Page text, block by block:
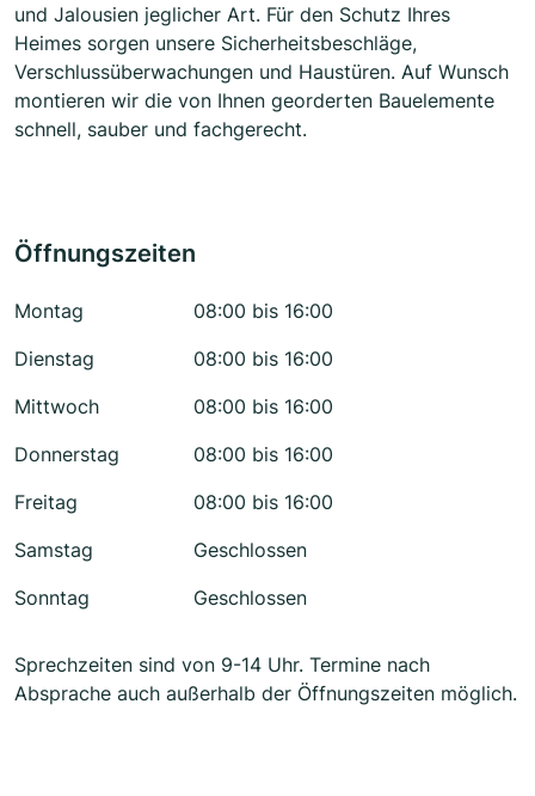
und Jalousien jeglicher Art. Für den Schutz Ihres
Heimes sorgen unsere Sicherheitsbeschläge,
Verschlussüberwachungen und Haustüren. Auf Wunsch
montieren wir die von Ihnen georderten Bauelemente
schnell, sauber und fachgerecht.
Öffnungszeiten
Montag
08:00 bis 16:00
Dienstag
08:00 bis 16:00
Mittwoch
08:00 bis 16:00
Donnerstag
08:00 bis 16:00
Freitag
08:00 bis 16:00
Samstag
Geschlossen
Sonntag
Geschlossen
Sprechzeiten sind von 9-14 Uhr. Termine nach
Absprache auch außerhalb der Öffnungszeiten möglich.